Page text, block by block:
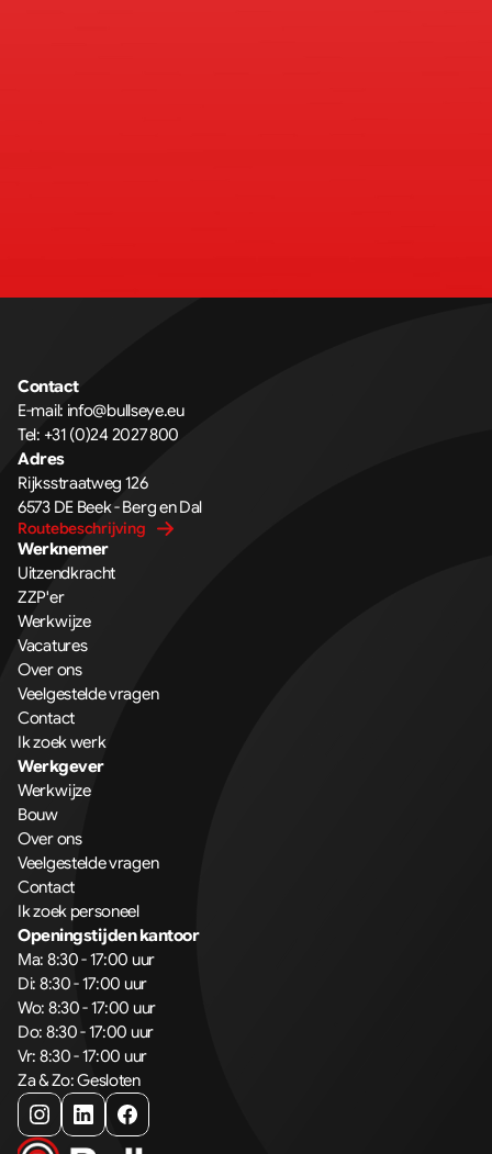
Contact
E-mail: info@bullseye.eu
Tel: +31 (0)24 2027 800
Adres
Rijksstraatweg 126
6573 DE Beek - Berg en Dal
Routebeschrijving
Werknemer
Uitzendkracht
ZZP'er
Werkwijze
Vacatures
Over ons
Veelgestelde vragen
Contact
Ik zoek werk
Werkgever
Werkwijze
Bouw
Over ons
Veelgestelde vragen
Contact
Ik zoek personeel
Openingstijden kantoor
Ma: 8:30 - 17:00 uur
Di: 8:30 - 17:00 uur
Wo: 8:30 - 17:00 uur
Do: 8:30 - 17:00 uur
Vr: 8:30 - 17:00 uur
Za & Zo: Gesloten